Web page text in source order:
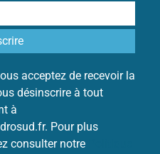
acceptez de recevoir la
désinscrire à tout
à
Pour plus
consulter notre